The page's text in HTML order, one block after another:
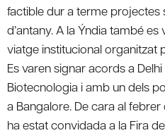
factible dur a terme projectes
d’antany. A la Ýndia també
viatge institucional organitzat
Es varen signar acords a
Biotecnologia i amb un dels
a Bangalore. De cara al
ha estat convidada a la Fira